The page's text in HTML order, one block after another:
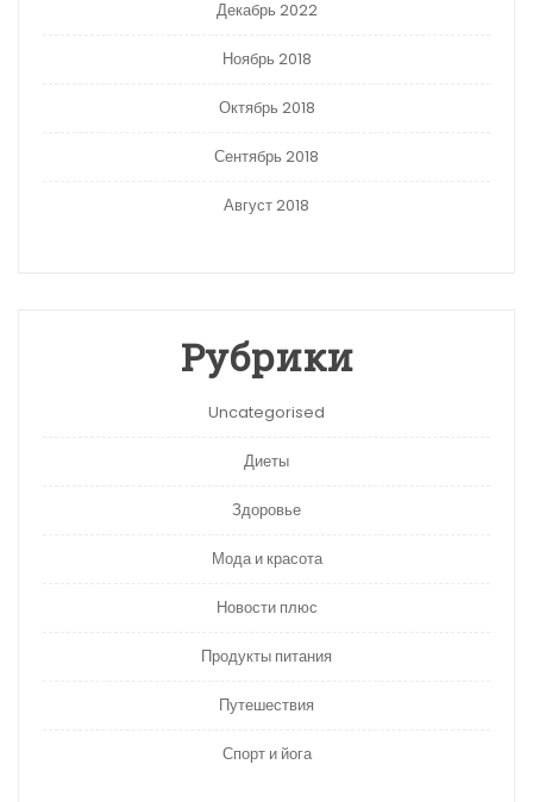
Декабрь 2022
Ноябрь 2018
Октябрь 2018
Сентябрь 2018
Август 2018
Рубрики
Uncategorised
Диеты
Здоровье
Мода и красота
Новости плюс
Продукты питания
Путешествия
Спорт и йога